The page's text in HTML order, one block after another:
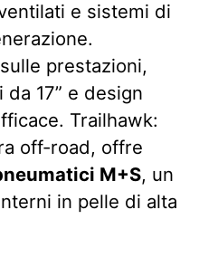
e sistemi di
prestazioni,
17” e design
Trailhawk:
off-road, offre
M+S, un
in pelle di alta